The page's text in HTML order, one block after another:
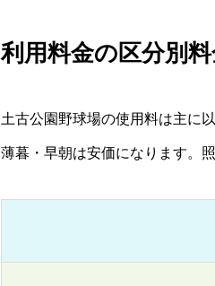
利用料金の区分別
土古公園野球場の使用料は主に
薄暮・早朝は安価になります。